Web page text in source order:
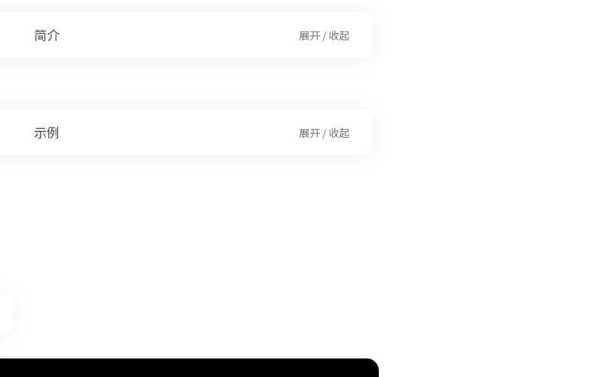
简介 展开 / 收起
示例 展开 / 收起